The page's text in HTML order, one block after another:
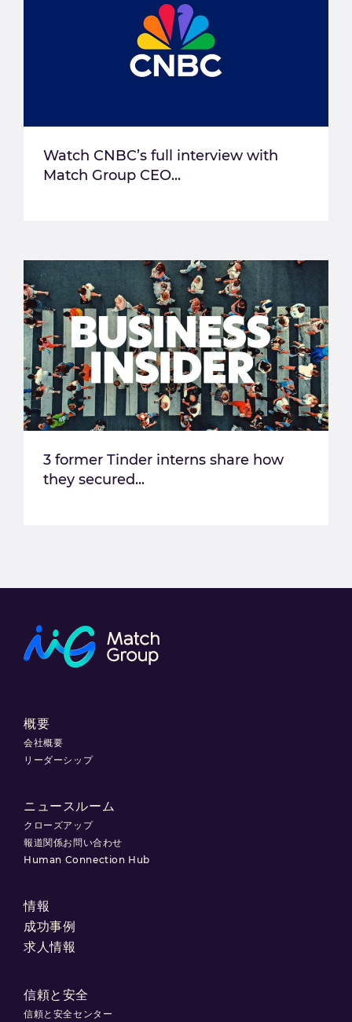
Watch CNBC’s full interview with
Match Group CEO...
3 former Tinder interns share how
they secured...
概要
会社概要
リーダーシップ
ニュースルーム
クローズアップ
報道関係お問い合わせ
Human Connection Hub
情報
成功事例
求人情報
信頼と安全
信頼と安全センター